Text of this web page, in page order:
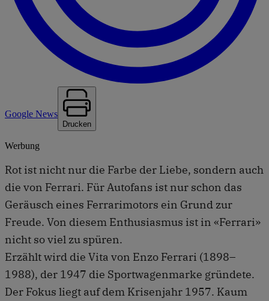
Google News
Drucken
Werbung
Rot ist nicht nur die Farbe der Liebe, sondern auch
die von Ferrari. Für Autofans ist nur schon das
Geräusch eines Ferrarimotors ein Grund zur
Freude. Von diesem Enthusiasmus ist in «Ferrari»
nicht so viel zu spüren.
Erzählt wird die Vita von Enzo Ferrari (1898–
1988), der 1947 die Sportwagenmarke gründete.
Der Fokus liegt auf dem Krisenjahr 1957. Kaum